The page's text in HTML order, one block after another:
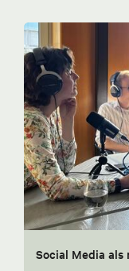
Social Media als